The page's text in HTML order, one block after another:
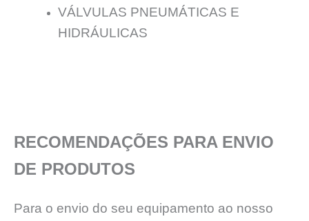
VÁLVULAS PNEUMÁTICAS E
HIDRÁULICAS
RECOMENDAÇÕES PARA ENVIO
DE PRODUTOS
Para o envio do seu equipamento ao nosso